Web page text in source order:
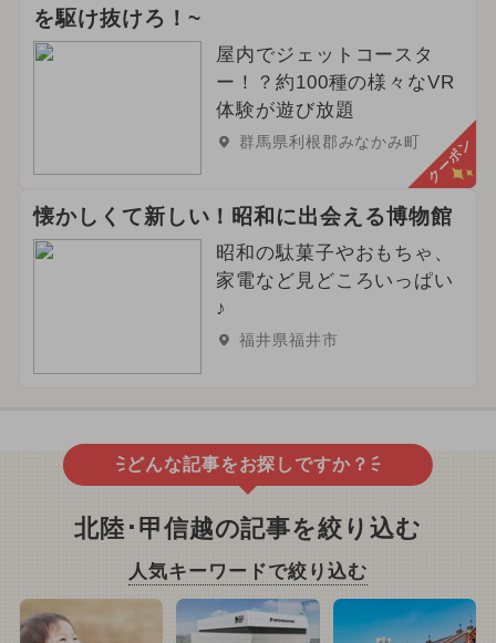
を駆け抜けろ！~
屋内でジェットコースタ
ー！？約100種の様々なVR
体験が遊び放題
群馬県利根郡みなかみ町 クーポン
懐かしくて新しい！昭和に出会える博物館
昭和の駄菓子やおもちゃ、
家電など見どころいっぱい
♪
福井県福井市
どんな記事をお探しですか？
北陸･甲信越の記事を絞り込む
人気キーワードで絞り込む